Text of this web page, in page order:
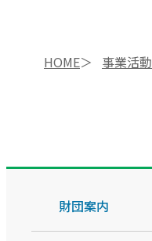
HOME 事業活動
財団案内